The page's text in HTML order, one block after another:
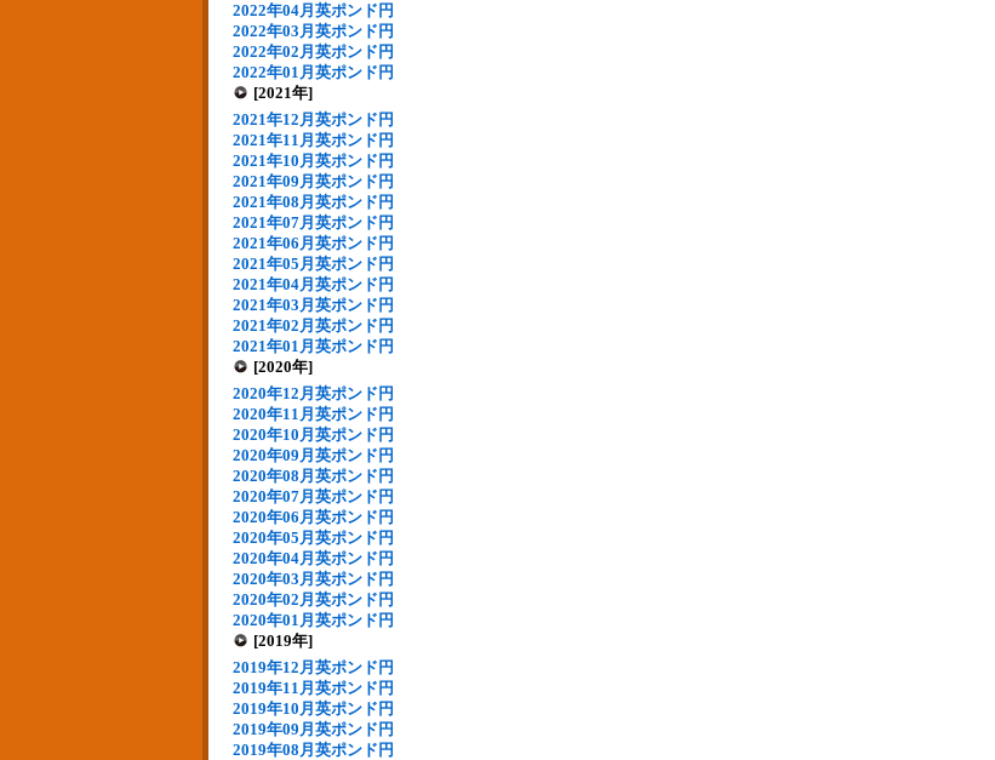
2022年04月英ポンド円
2022年03月英ポンド円
2022年02月英ポンド円
2022年01月英ポンド円
[2021年]
2021年12月英ポンド円
2021年11月英ポンド円
2021年10月英ポンド円
2021年09月英ポンド円
2021年08月英ポンド円
2021年07月英ポンド円
2021年06月英ポンド円
2021年05月英ポンド円
2021年04月英ポンド円
2021年03月英ポンド円
2021年02月英ポンド円
2021年01月英ポンド円
[2020年]
2020年12月英ポンド円
2020年11月英ポンド円
2020年10月英ポンド円
2020年09月英ポンド円
2020年08月英ポンド円
2020年07月英ポンド円
2020年06月英ポンド円
2020年05月英ポンド円
2020年04月英ポンド円
2020年03月英ポンド円
2020年02月英ポンド円
2020年01月英ポンド円
[2019年]
2019年12月英ポンド円
2019年11月英ポンド円
2019年10月英ポンド円
2019年09月英ポンド円
2019年08月英ポンド円